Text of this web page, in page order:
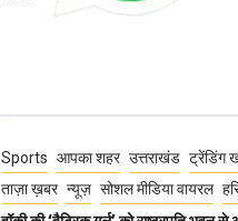
Sports आपका शहर उत्तराखंड ट्रेंडिंग
ताज़ा ख़बर न्यूज़ सोशल मीडिया वायरल